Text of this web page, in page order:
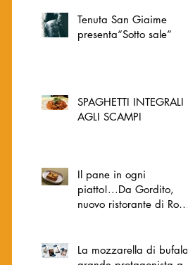
Tenuta San Giaime
presenta“Sotto sale”
SPAGHETTI INTEGRALI
AGLI SCAMPI
Il pane in ogni
piatto!...Da Gordito,
nuovo ristorante di Roma
La mozzarella di bufala